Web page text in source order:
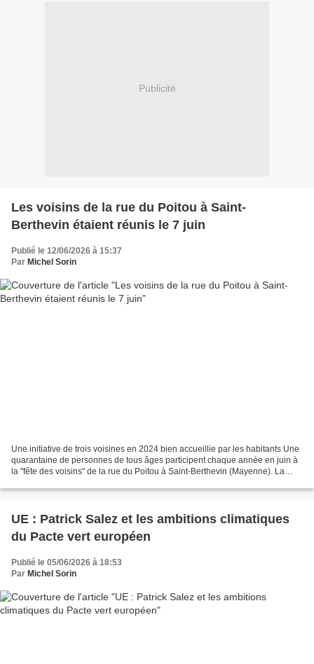
Publicité
Les voisins de la rue du Poitou à Saint-
Berthevin étaient réunis le 7 juin
Publié le 12/06/2026 à 15:37
Par Michel Sorin
Une initiative de trois voisines en 2024 bien accueillie par les habitants Une
quarantaine de personnes de tous âges participent chaque année en juin à
la "fête des voisins" de la rue du Poitou à Saint-Berthevin (Mayenne). La
UE : Patrick Salez et les ambitions climatiques
du Pacte vert européen
Publié le 05/06/2026 à 18:53
Par Michel Sorin